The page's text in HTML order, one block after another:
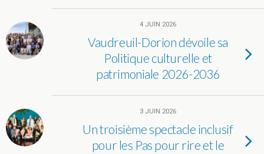
4 JUIN 2026
Vaudreuil-Dorion dévoile sa
Politique culturelle et
patrimoniale 2026-2036
3 JUIN 2026
Un troisième spectacle inclusif
pour les Pas pour rire et le